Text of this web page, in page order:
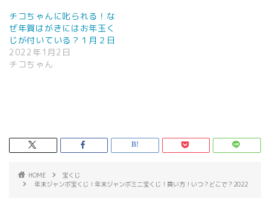
チコちゃんに叱られる！な
ぜ年賀はがきにはお年玉く
じが付いている？１月２日
2022年1月2日
チコちゃん
HOME
宝くじ
年末ジャンボ宝くじ！年末ジャンボミニ宝くじ！買い方！いつ？どこで？2022